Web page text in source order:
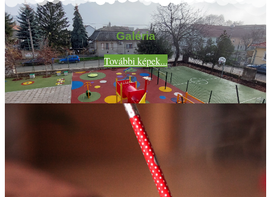
Galéria
További képek...